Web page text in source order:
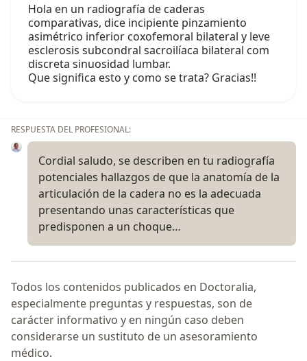
Hola en un radiografía de caderas
comparativas, dice incipiente pinzamiento
asimétrico inferior coxofemoral bilateral y leve
esclerosis subcondral sacroilíaca bilateral com
discreta sinuosidad lumbar.
Que significa esto y como se trata? Gracias!!
RESPUESTA DEL PROFESIONAL:
Cordial saludo, se describen en tu radiografía
potenciales hallazgos de que la anatomía de la
articulación de la cadera no es la adecuada
presentando unas características que
predisponen a un choque…
Todos los contenidos publicados en Doctoralia,
especialmente preguntas y respuestas, son de
carácter informativo y en ningún caso deben
considerarse un sustituto de un asesoramiento
médico.